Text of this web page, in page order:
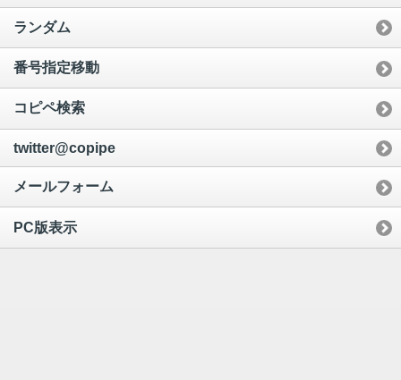
ランダム
番号指定移動
コピペ検索
twitter@copipe
メールフォーム
PC版表示